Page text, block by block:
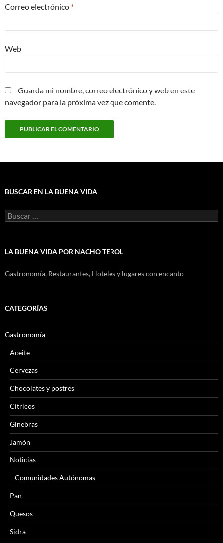
Correo electrónico *
Web
Guarda mi nombre, correo electrónico y web en este
navegador para la próxima vez que comente.
BUSCAR EN LA BUENA VIDA
Buscar:
LA BUENA VIDA POR NACHO TEROL
Gastronomía, Restaurantes, Hoteles y lugares con encanto
CATEGORÍAS
Gastronomía
Aceite
Cervezas
Chocolates y postres
Cítricos
Ginebras
Jamón
Noticias
Comunidades Autónomas
Pan
Quesos
Sidra